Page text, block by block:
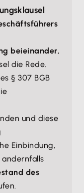
beieinander,
die Rede.
§ 307 BGB
und diese
Einbindung,
andernfalls
des